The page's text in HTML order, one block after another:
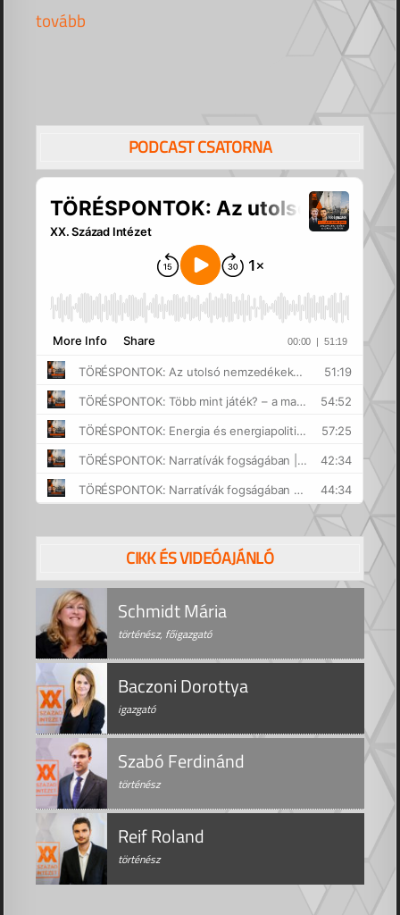
tovább
PODCAST CSATORNA
CIKK ÉS VIDEÓAJÁNLÓ
Schmidt Mária
történész, főigazgató
Baczoni Dorottya
igazgató
Szabó Ferdinánd
történész
Reif Roland
történész